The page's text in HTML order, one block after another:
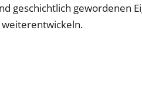
geschichtlich gewordenen